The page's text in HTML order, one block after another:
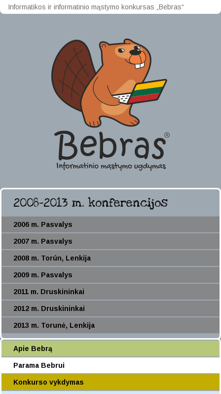
Informatikos ir informatinio mąstymo konkursas „Bebras“
2008–2013 m. konferencijos
2006 m. Pasvalys
2007 m. Pasvalys
2008 m. Torún, Lenkija
2009 m. Pasvalys
2011 m. Druskininkai
2012 m. Druskininkai
2013 m. Torunė, Lenkija
Apie Bebrą
Parama Bebrui
Konkurso vykdymas